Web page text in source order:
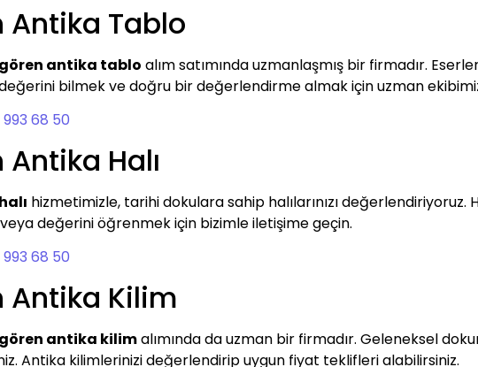
Antika Tablo
antika tablo alım satımında uzmanlaşmış bir firmadır.
bilmek ve doğru bir değerlendirme almak için uzman
993 68 50
Halı
hizmetimizle, tarihi dokulara sahip halılarınızı değerlendiriyoruz.
değerini öğrenmek için bizimle iletişime geçin.
993 68 50
Antika Kilim
antika kilimalımında da uzman bir firmadır. Geleneksel
Antika kilimlerinizi değerlendirip uygun fiyat teklifleri alabilirsiniz.